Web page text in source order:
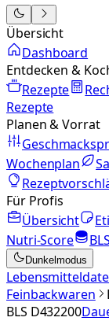
Übersicht
Dashboard
Entdecken &
Rezepte
Rezepte
Planen & Vorrat
Wochenplan
Für Profis
Übersicht
Nutri-Score
Dunkelmodus
Feinbackwaren
BLS D432200